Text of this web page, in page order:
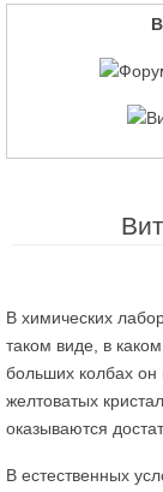
В химических
таком виде, в
больших колбах он
желтоватых
оказываются
В естественных